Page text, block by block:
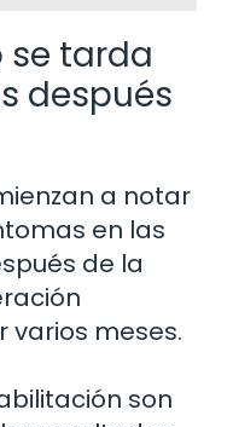
se tarda
después
a notar
en las
de la
meses.
son